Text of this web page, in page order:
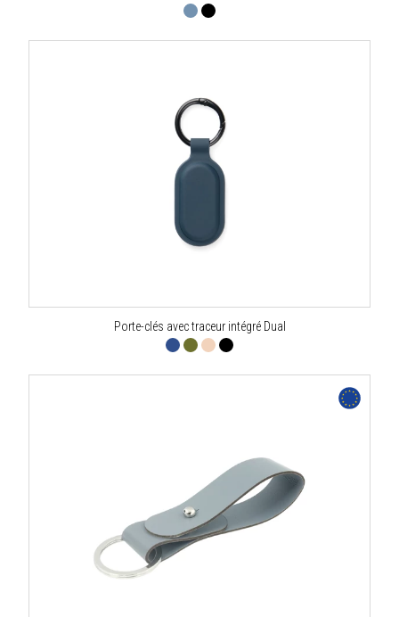
Porte-clés avec traceur intégré Dual